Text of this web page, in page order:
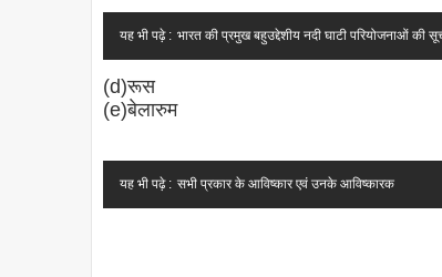
यह भी पढ़े : भारत की प्रमुख बहुउद्देशीय नदी घाटी परियोजनाओं की
(d)रूस
(e)बेलारुम
यह भी पढ़े : सभी प्रकार के आविष्कार एवं उनके आविष्कारक